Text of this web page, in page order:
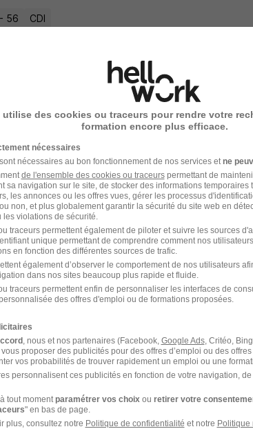
56 CDI
Commercial H/F
Mousquetaires
56 CDI
jours
Saisonnier - Employé
Mousquetaires
56 CDD
jours
utilise des cookies ou traceurs pour rendre votre
formation encore plus efficace.
nécessaires
nécessaires au bon fonctionnement de nos services et ne
de l'ensemble des cookies ou traceurspermettant de
sa navigation sur le site, de stocker des informations temporaires
les annonces ou les offres vues, gérer les processus
non, et plus globalement garantir la sécurité du site web en
violations de sécurité.
traceurs permettent également de piloter et suivre les sources
unique permettant de comprendre comment nos
en fonction des différentes sources de trafic.
également d’observer le comportement de nos utilisateurs
dans nos sites beaucoup plus rapide et fluide.
traceurs permettent enfin de personnaliser les interfaces de
des offres d'emploi ou de formations proposées.
, nous et nos partenaires (Facebook, Google Ads, Critéo,
proposer des publicités pour des offres d’emploi ou des
vos probabilités de trouver rapidement un emploi ou une
personnalisent ces publicités en fonction de votre navigation,
tout moment paramétrer vos choix ou retirer votre
" en bas de page.
plus, consultez notre Politique de confidentialité et notre Politique